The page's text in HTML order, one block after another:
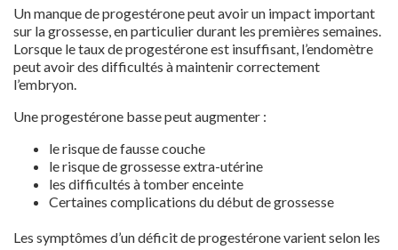
Un manque de progestérone peut avoir un impact important
sur la grossesse, en particulier durant les premières semaines.
Lorsque le taux de progestérone est insuffisant, l’endomètre
peut avoir des difficultés à maintenir correctement
l’embryon.
Une progestérone basse peut augmenter :
le risque de fausse couche
le risque de grossesse extra-utérine
les difficultés à tomber enceinte
Certaines complications du début de grossesse
Les symptômes d’un déficit de progestérone varient selon les